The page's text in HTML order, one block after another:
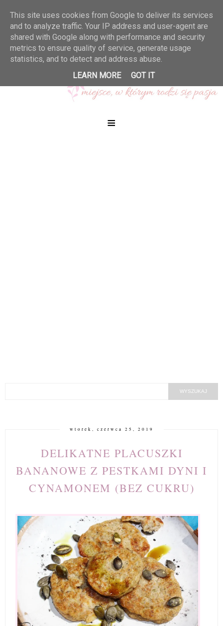
≡
wtorek, czerwca 25, 2019
DELIKATNE PLACUSZKI
BANANOWE Z PESTKAMI DYNI I
CYNAMONEM (BEZ CUKRU)
This site uses cookies from Google to deliver its services
and to analyze traffic. Your IP address and user-agent are
shared with Google along with performance and security
metrics to ensure quality of service, generate usage
statistics, and to detect and address abuse.
LEARN MORE
GOT IT